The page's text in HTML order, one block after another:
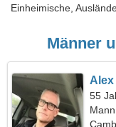
Einheimische,
Männer
Alex
55